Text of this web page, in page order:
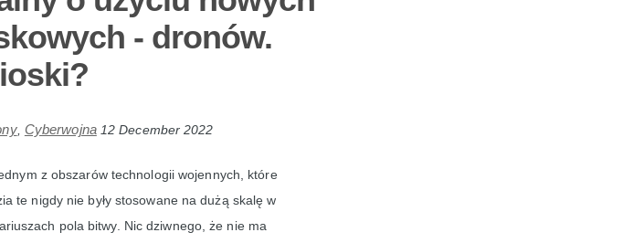
- dronów.
, Cyberwojna 12 December 2022
z obszarów technologii wojennych, które
te nigdy nie były stosowane na dużą skalę w
pola bitwy. Nic dziwnego, że nie ma